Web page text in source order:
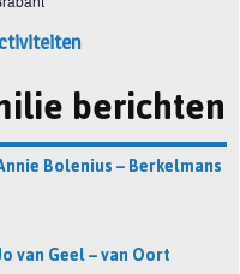
berichten
Bolenius – Berkelmans
van Geel – van Oort